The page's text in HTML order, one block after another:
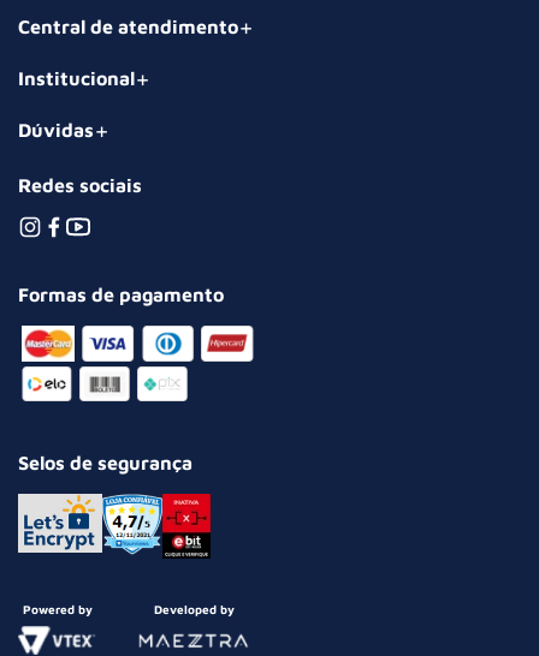
Central de atendimento
Institucional
Dúvidas
Redes sociais
Formas de pagamento
Selos de segurança
Powered by Developed by